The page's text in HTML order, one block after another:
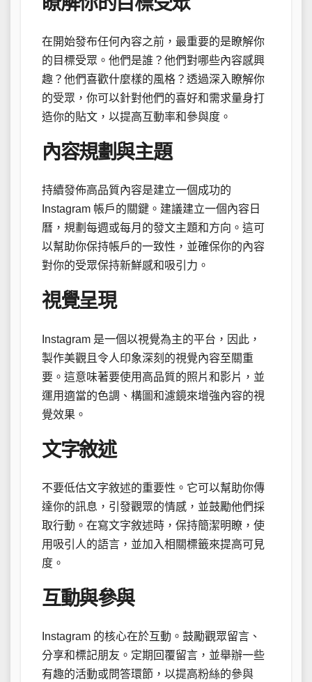
在開始發布任何內容之前，最重要的是瞭解你
的目標受眾。他們是誰？他們對哪些內容感興
趣？他們喜歡什麼樣的風格？透過深入瞭解你
的受眾，你可以針對他們的喜好和需求量身打
造你的貼文，以提高互動率和參與度。
內容規劃與主題
持續發佈高品質內容是建立一個成功的
Instagram 帳戶的關鍵。建議建立一個內容日
曆，規劃每週或每月的發文主題和方向。這可
以幫助你保持帳戶的一致性，並確保你的內容
對你的受眾保持新鮮感和吸引力。
視覺呈現
Instagram 是一個以視覺為主的平台，因此，
製作美觀且令人印象深刻的視覺內容至關重
要。這意味著要使用高品質的照片和影片，並
運用適當的色調、構圖和濾鏡來增強內容的視
覺效果。
文字敘述
不要低估文字敘述的重要性。它可以幫助你傳
達你的訊息，引發觀眾的情感，並鼓勵他們採
取行動。在寫文字敘述時，保持簡潔明瞭，使
用吸引人的語言，並加入相關標籤來提高可見
度。
互動與參與
Instagram 的核心在於互動。鼓勵觀眾留言、
分享和標記朋友。定期回覆留言，並舉辦一些
有趣的活動或問答環節，以提高粉絲的參與